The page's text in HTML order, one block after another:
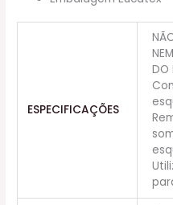
ESPECIFICAÇÕES
DO